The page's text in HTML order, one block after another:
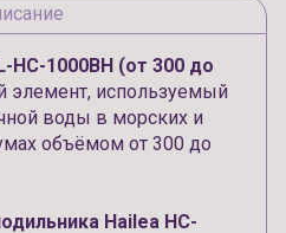
HC-1000BH (от 300 до
используемый
воды в морских и
объёмом от 300 до
Hailea HC-